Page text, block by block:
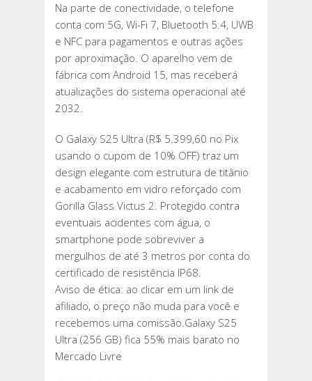
Na parte de conectividade, o telefone
conta com 5G, Wi-Fi 7, Bluetooth 5.4, UWB
e NFC para pagamentos e outras ações
por aproximação. O aparelho vem de
fábrica com Android 15, mas receberá
atualizações do sistema operacional até
2032.
O Galaxy S25 Ultra (R$ 5.399,60 no Pix
usando o cupom de 10% OFF) traz um
design elegante com estrutura de titânio
e acabamento em vidro reforçado com
Gorilla Glass Victus 2. Protegido contra
eventuais acidentes com água, o
smartphone pode sobreviver a
mergulhos de até 3 metros por conta do
certificado de resistência IP68.
Aviso de ética: ao clicar em um link de
afiliado, o preço não muda para você e
recebemos uma comissão.Galaxy S25
Ultra (256 GB) fica 55% mais barato no
Mercado Livre